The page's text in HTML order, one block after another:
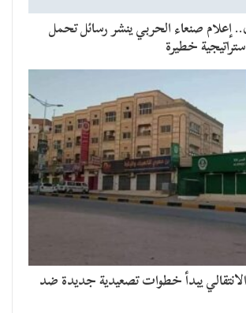
إعلام صنعاء الحربي ينشر رسائل تحمل
خطيرة
يبدأ خطوات تصعيدية جديدة ضد